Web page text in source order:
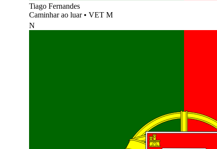
Tiago Fernandes
Caminhar ao luar • VET M
N